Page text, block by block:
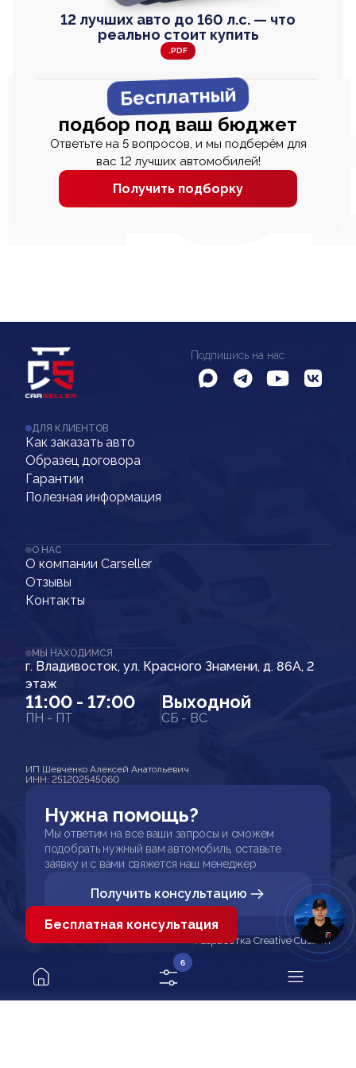
12 лучших авто до 160 л.с. — что
реально стоит купить
.PDF
Бесплатный
подбор под ваш бюджет
Ответьте на 5 вопросов, и мы подберём для
вас 12 лучших автомобилей!
Получить подборку
Подпишись на нас
ДЛЯ КЛИЕНТОВ
Как заказать авто
Образец договора
Гарантии
Полезная информация
О НАС
О компании Carseller
Отзывы
Контакты
МЫ НАХОДИМСЯ
г. Владивосток, ул. Красного Знамени, д. 86А, 2
этаж
11:00 - 17:00
ПН - ПТ
Выходной
СБ - ВС
ИП Шевченко Алексей Анатольевич
ИНН: 251202545060
Нужна помощь?
Мы ответим на все ваши запросы и сможем
подобрать нужный вам автомобиль, оставьте
заявку и с вами свяжется наш менеджер
Получить консультацию
Разработка Creative Custom
6
Бесплатная консультация